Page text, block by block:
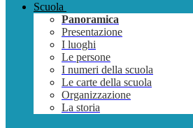
Scuola
Panoramica
Presentazione
I luoghi
Le persone
I numeri della scuola
Le carte della scuola
Organizzazione
La storia